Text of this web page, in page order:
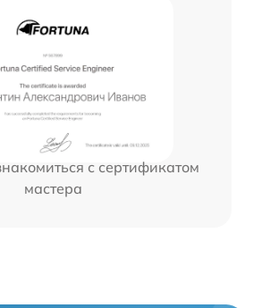
с сертификатом
мастера